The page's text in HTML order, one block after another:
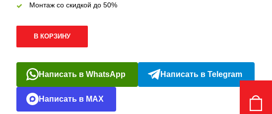
Монтаж со скидкой до 50%
В КОРЗИНУ
Написать в WhatsApp Написать в Telegram
Написать в MAX